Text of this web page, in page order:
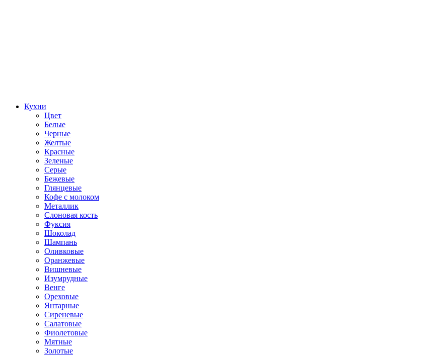
Кухни
Цвет
Белые
Черные
Желтые
Красные
Зеленые
Серые
Бежевые
Глянцевые
Кофе с молоком
Металлик
Слоновая кость
Фуксия
Шоколад
Шампань
Оливковые
Оранжевые
Вишневые
Изумрудные
Венге
Ореховые
Янтарные
Сиреневые
Салатовые
Фиолетовые
Мятные
Золотые